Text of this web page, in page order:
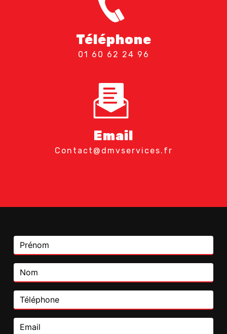
Téléphone
01 60 62 24 96
Email
contact@dmvservices.fr